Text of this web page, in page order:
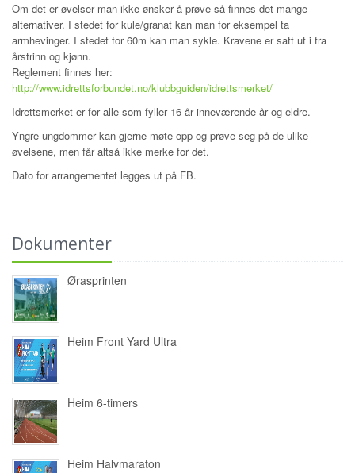
Om det er øvelser man ikke ønsker å prøve så finnes det mange
alternativer. I stedet for kule/granat kan man for eksempel ta
armhevinger. I stedet for 60m kan man sykle. Kravene er satt ut i fra
årstrinn og kjønn.
Reglement finnes her:
http://www.idrettsforbundet.no/klubbguiden/idrettsmerket/
Idrettsmerket er for alle som fyller 16 år inneværende år og eldre.
Yngre ungdommer kan gjerne møte opp og prøve seg på de ulike
øvelsene, men får altså ikke merke for det.
Dato for arrangementet legges ut på FB.
Dokumenter
Ørasprinten
Heim Front Yard Ultra
Heim 6-timers
Heim Halvmaraton